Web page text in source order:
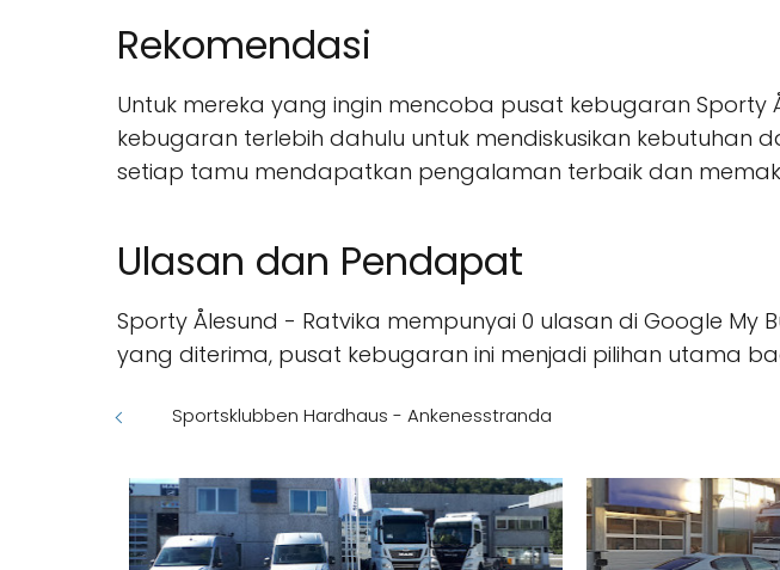
Rekomendasi
Untuk mereka yang ingin mencoba pusat kebugaran
kebugaran terlebih dahulu untuk mendiskusikan kebutuhan
setiap tamu mendapatkan pengalaman terbaik dan
Ulasan dan Pendapat
Sporty Ålesund - Ratvika mempunyai 0 ulasan di Google
yang diterima, pusat kebugaran ini menjadi pilihan utama
Sportsklubben Hardhaus - Ankenesstranda